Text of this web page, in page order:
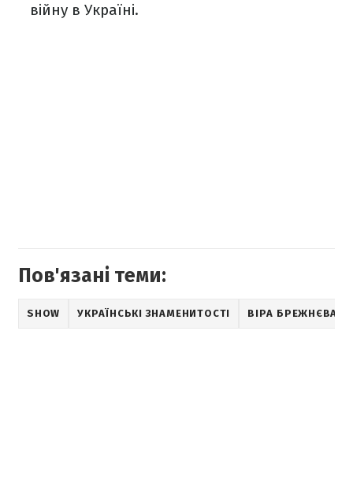
війну в Україні.
Пов'язані теми:
SHOW УКРАЇНСЬКІ ЗНАМЕНИТОСТІ ВІРА БРЕЖНЄВА